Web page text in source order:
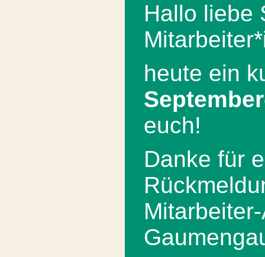
Hallo liebe
heute ein
euch!
Danke für